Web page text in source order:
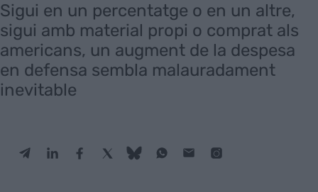
Sigui en un percentatge o en un altre,
sigui amb material propi o comprat als
americans, un augment de la despesa
en defensa sembla malauradament
inevitable